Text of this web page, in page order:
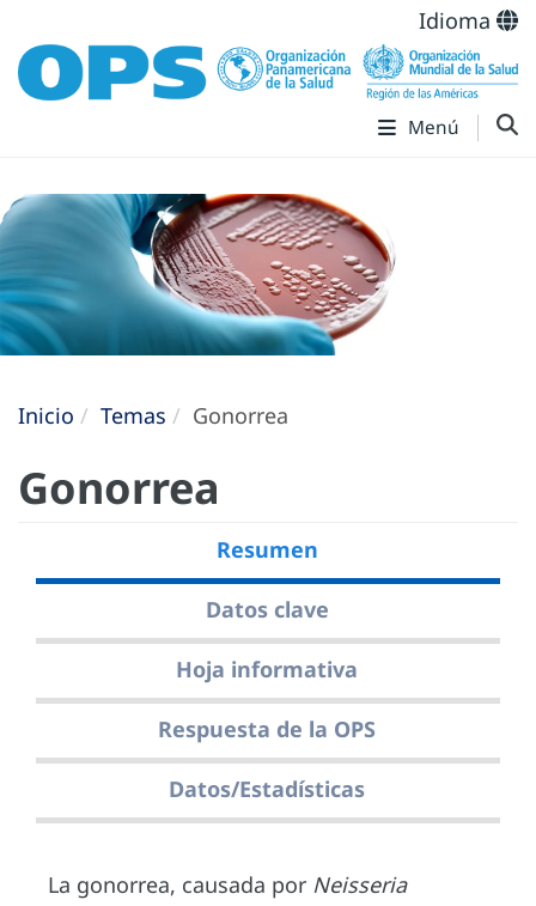
Idioma
Menú
Inicio Temas Gonorrea
Gonorrea
Resumen
Datos clave
Hoja informativa
Respuesta de la OPS
Datos/Estadísticas
La gonorrea, causada por Neisseria